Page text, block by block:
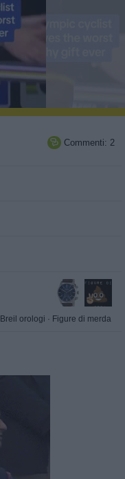
 Commenti: 2
Breil orologi · Figure di merda